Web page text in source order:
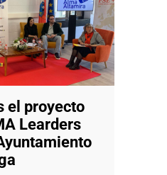
el proyecto
Learders